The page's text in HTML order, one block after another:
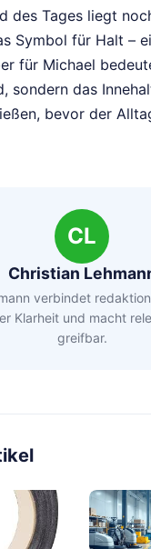
des Tages liegt
Symbol für Halt –
für Michael
sondern das
bevor der
CL
Christian
verbindet
Klarheit und macht
greifbar.